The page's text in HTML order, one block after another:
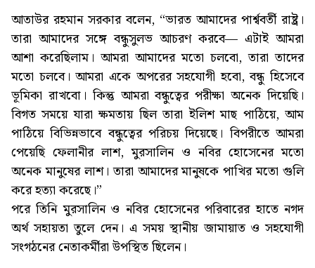
আতাউর রহমান সরকার বলেন, “ভারত আমাদের পার্শ্ববর্তী রাষ্ট্র।
তারা আমাদের সঙ্গে বন্ধুসুলভ আচরণ করবে— এটাই আমরা
আশা করেছিলাম। আমরা আমাদের মতো চলবো, তারা তাদের
মতো চলবে। আমরা একে অপরের সহযোগী হবো, বন্ধু হিসেবে
ভূমিকা রাখবো। কিন্তু আমরা বন্ধুত্বের পরীক্ষা অনেক দিয়েছি।
বিগত সময়ে যারা ক্ষমতায় ছিল তারা ইলিশ মাছ পাঠিয়ে, আম
পাঠিয়ে বিভিন্নভাবে বন্ধুত্বের পরিচয় দিয়েছে। বিপরীতে আমরা
পেয়েছি ফেলানীর লাশ, মুরসালিন ও নবির হোসেনের মতো
অনেক মানুষের লাশ। তারা আমাদের মানুষকে পাখির মতো গুলি
করে হত্যা করেছে।”
পরে তিনি মুরসালিন ও নবির হোসেনের পরিবারের হাতে নগদ
অর্থ সহায়তা তুলে দেন। এ সময় স্থানীয় জামায়াত ও সহযোগী
সংগঠনের নেতাকর্মীরা উপস্থিত ছিলেন।